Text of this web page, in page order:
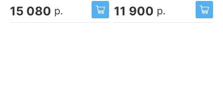
15 080 р. 11 900 р.